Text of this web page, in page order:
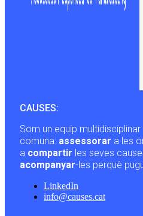
CAUSES:
Som un equip
comuna: assessorar a les
a compartir les seves
acompanyar-les perquè
LinkedIn
info@causes.cat